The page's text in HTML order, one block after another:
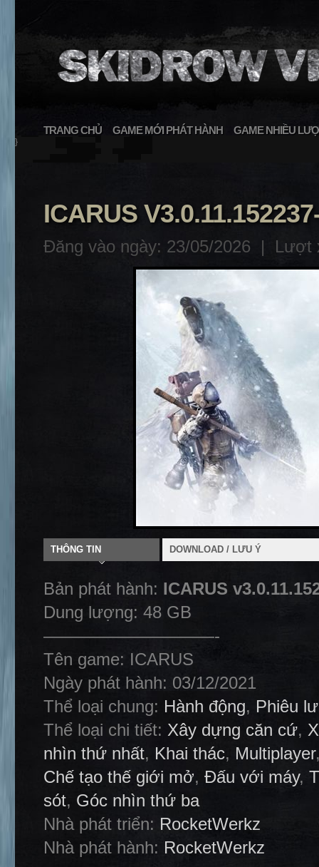
TRANG CHỦ GAME MỚI PHÁT HÀNH GAME NHIỀU
}
ICARUS
Đăng vào ngày: 23/05/2026 | Lượt
THÔNG TIN DOWNLOAD / LƯU Ý
Bản phát hành: ICARUS
Dung lượng: 48 GB
——————————-
Tên game: ICARUS
Ngày phát hành: 03/12/2021
Thể loại chung: Hành động, Phiêu
Thể loại chi tiết: Xây dựng căn cứ,
nhìn thứ nhất, Khai thác, Multiplayer
Chế tạo thế giới mở, Đấu với máy,
sót, Góc nhìn thứ ba
Nhà phát triển: RocketWerkz
Nhà phát hành: RocketWerkz